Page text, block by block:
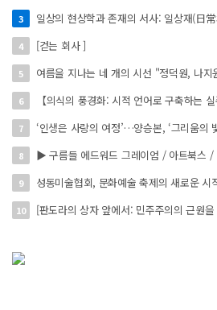
3 일상의 현상학과 존재의 서사: 일상재(日
4 [걷는 회사 ]
5 여름을 지나는 네 개의 시선 "정덕원, 나
6 【의식의 풍경화: 시적 언어로 구축하는 실
7 ‘인생은 사랑의 여정’…양승본, ‘그리움의
8 ▶ 구름들 에드워드 그레이엄 / 아트북스 /
9
10 [판도라의 상자 앞에서: 민주주의의 근원